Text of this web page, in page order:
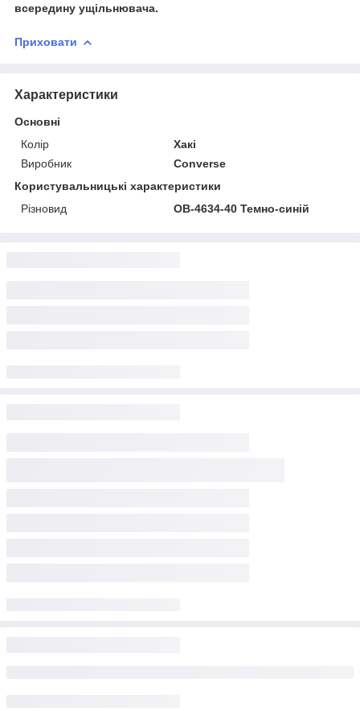
всередину ущільнювача.
Приховати
Характеристики
Основні
Колір
Хакі
Виробник
Converse
Користувальницькі характеристики
Різновид
OB-4634-40 Темно-синій